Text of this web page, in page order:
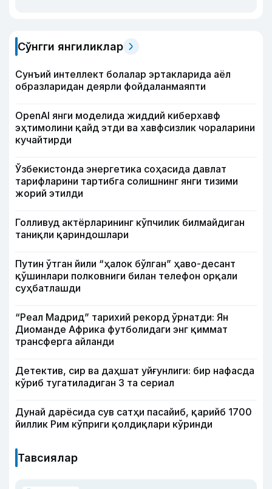
Сўнгги янгиликлар
Сунъий интеллект болалар эртакларида аёл
образларидан деярли фойдаланмаяпти
OpenAI янги моделида жиддий киберхавф
эҳтимолини қайд этди ва хавфсизлик чораларини
кучайтирди
Ўзбекистонда энергетика соҳасида давлат
тарифларини тартибга солишнинг янги тизими
жорий этилди
Голливуд актёрларининг кўпчилик билмайдиган
таниқли қариндошлари
Путин ўтган йили “ҳалок бўлган” ҳаво-десант
қўшинлари полковниги билан телефон орқали
суҳбатлашди
“Реал Мадрид” тарихий рекорд ўрнатди: Ян
Диоманде Африка футболидаги энг қиммат
трансферга айланди
Детектив, сир ва даҳшат уйғунлиги: бир нафасда
кўриб тугатиладиган 3 та сериал
Дунай дарёсида сув сатҳи пасайиб, қарийб 1700
йиллик Рим кўприги қолдиқлари кўринди
Тавсиялар